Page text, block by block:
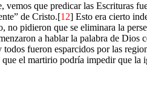
que predicar las Escrituras
de Cristo.[12] Esto era cierto
no pidieron que se eliminara la
a hablar la palabra de Dios
todos fueron esparcidos por las
que el martirio podría impedir que la